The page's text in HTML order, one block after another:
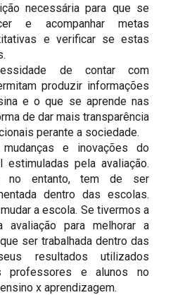
necessária para que se
e acompanhar metas
e verificar se estas
de contar com
produzir informações
e o que se aprende nas
de dar mais transparência
perante a sociedade.
e inovações do
estimuladas pela avaliação.
no entanto, tem de ser
dentro das escolas.
a escola. Se tivermos a
avaliação para melhorar a
ser trabalhada dentro das
resultados utilizados
professores e alunos no
x aprendizagem.